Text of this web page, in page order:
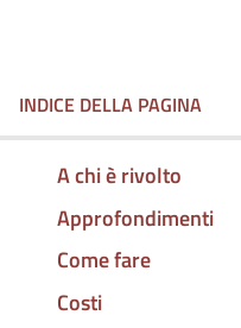
INDICE DELLA PAGINA
A chi è rivolto
Approfondimenti
Come fare
Costi